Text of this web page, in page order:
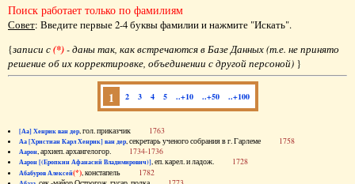
Поиск работает только по фамилиям
Совет: Введите первые 2-4 буквы фамилии и нажмите "Искать".
{записи с(*)- даны так, как встречаются в Базе Данных (т.е. не принято
решение об их корректировке, объединении с другой персоной) }
1 2 3 4 5 ..+10 ..+50 ..+100
[Аа] Хенрик ван дер, гол. приказчик 1763
Аа [Христиан Карл Хенрик] ван дер, секретарь ученого собрания в г. Гарлеме 1758
Аарон, архиеп. архангелогор. 1734-1736
Аарон [(Еропкин Афанасий Владимирович)], еп. карел. и ладож. 1728
Абабуров Алексей(*), констапель 1782